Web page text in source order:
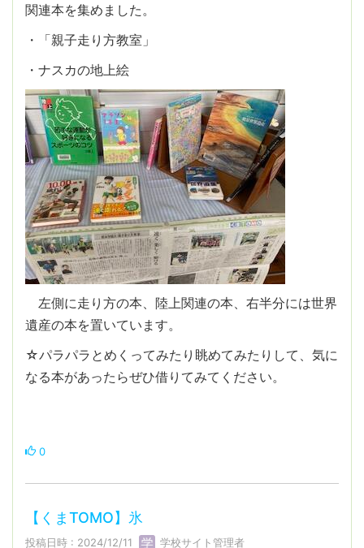
関連本を集めました。
・「親子走り方教室」
・ナスカの地上絵
左側に走り方の本、陸上関連の本、右半分には世界
遺産の本を置いています。
☆パラパラとめくってみたり眺めてみたりして、気に
なる本があったらぜひ借りてみてください。
0
【くまTOMO】氷
投稿日時 : 2024/12/11 学校サイト管理者